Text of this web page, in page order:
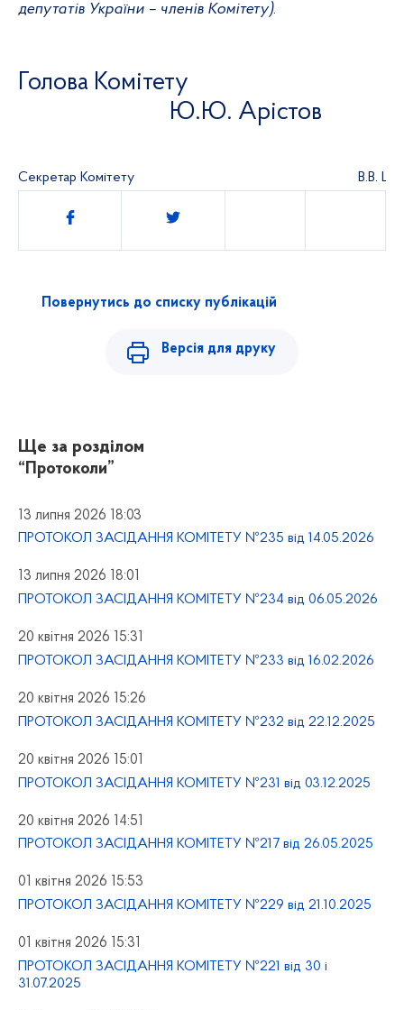
депутатів України – членів Комітету).
Голова Комітету
Ю.Ю. Арістов
Секретар Комітету В.В.
Поділитись
Повернутись до списку публікацій
Версія для друку
Ще за розділом
“Протоколи”
13 липня 2026 18:03
ПРОТОКОЛ ЗАСІДАННЯ КОМІТЕТУ №235 від 14.05.2026
13 липня 2026 18:01
ПРОТОКОЛ ЗАСІДАННЯ КОМІТЕТУ №234 від 06.05.2026
20 квітня 2026 15:31
ПРОТОКОЛ ЗАСІДАННЯ КОМІТЕТУ №233 від 16.02.2026
20 квітня 2026 15:26
ПРОТОКОЛ ЗАСІДАННЯ КОМІТЕТУ №232 від 22.12.2025
20 квітня 2026 15:01
ПРОТОКОЛ ЗАСІДАННЯ КОМІТЕТУ №231 від 03.12.2025
20 квітня 2026 14:51
ПРОТОКОЛ ЗАСІДАННЯ КОМІТЕТУ №217 від 26.05.2025
01 квітня 2026 15:53
ПРОТОКОЛ ЗАСІДАННЯ КОМІТЕТУ №229 від 21.10.2025
01 квітня 2026 15:31
ПРОТОКОЛ ЗАСІДАННЯ КОМІТЕТУ №221 від 30 і
31.07.2025